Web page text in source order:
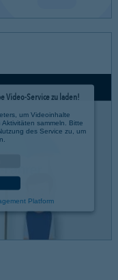
Video-Service zu laden!
um Videoinhalte
sammeln. Bitte
des Service zu, um
Platform